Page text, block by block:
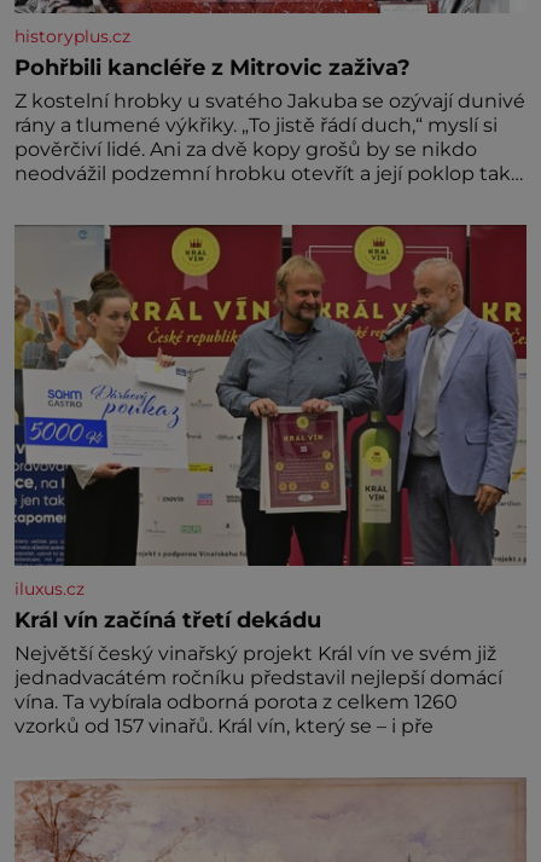
historyplus.cz
Pohřbili kancléře z Mitrovic zaživa?
Z kostelní hrobky u svatého Jakuba se ozývají dunivé
rány a tlumené výkřiky. „To jistě řádí duch,“ myslí si
pověrčiví lidé. Ani za dvě kopy grošů by se nikdo
neodvážil podzemní hrobku otevřít a její poklop tak
divné burácení skutečně ustane. Když o mnoho let
později hrobku
iluxus.cz
Král vín začíná třetí dekádu
Největší český vinařský projekt Král vín ve svém již
jednadvacátém ročníku představil nejlepší domácí
vína. Ta vybírala odborná porota z celkem 1260
vzorků od 157 vinařů. Král vín, který se – i pře